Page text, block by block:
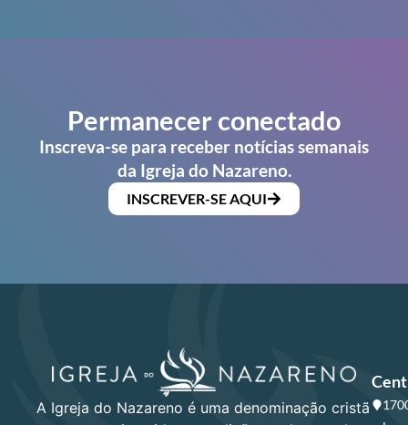
Permanecer conectado
Inscreva-se para receber notícias semanais
da Igreja do Nazareno.
INSCREVER-SE AQUI
A Igreja do Nazareno é uma denominação cristã